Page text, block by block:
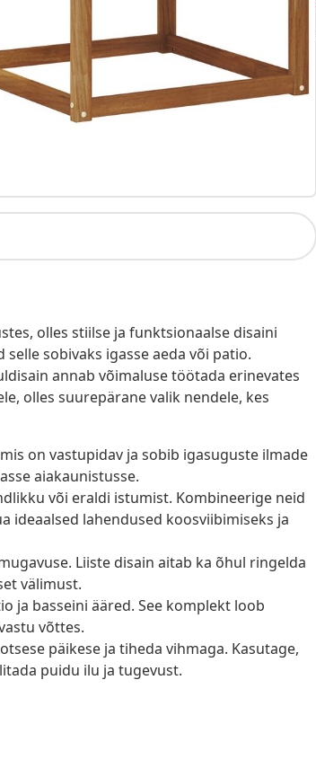
olles stiilse ja funktsionaalse disaini
sobivaks igasse aeda või patio.
annab võimaluse töötada erinevates
olles suurepärane valik nendele, kes
on vastupidav ja sobib igasuguste ilmade
aiakaunistusse.
või eraldi istumist. Kombineerige neid
ideaalsed lahendused koosviibimiseks ja
Liiste disain aitab ka õhul ringelda
välimust.
ja basseini ääred. See komplekt loob
võttes.
päikese ja tiheda vihmaga. Kasutage,
puidu ilu ja tugevust.